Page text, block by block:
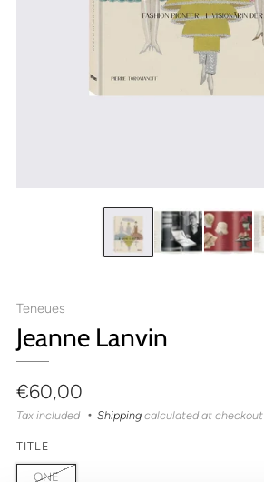
Teneues
Jeanne Lanvin
Regular
price
€60,00
Tax included Shipping calculated at checkout
TITLE
ONE